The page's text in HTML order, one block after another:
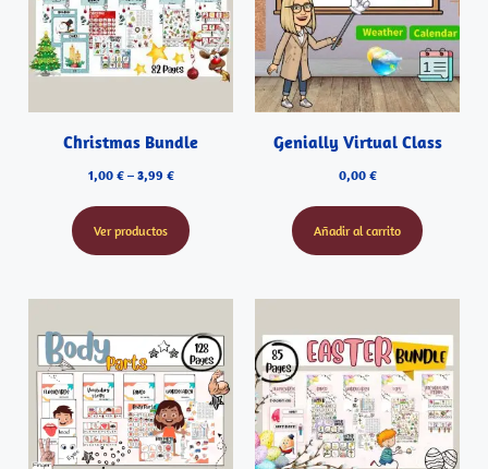
Christmas Bundle
1,00 €– 3,99 €
Ver productos
Genially Virtual Class
0,00 €
Añadir al carrito